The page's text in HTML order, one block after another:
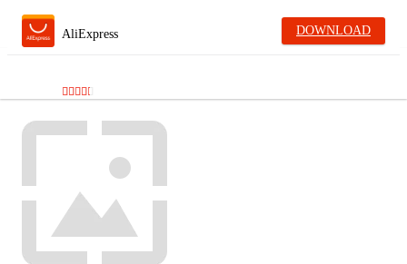
AliExpress DOWNLOAD